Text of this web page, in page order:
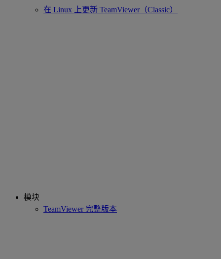
在 Linux 上更新 TeamViewer（Classic）
模块
TeamViewer 完整版本